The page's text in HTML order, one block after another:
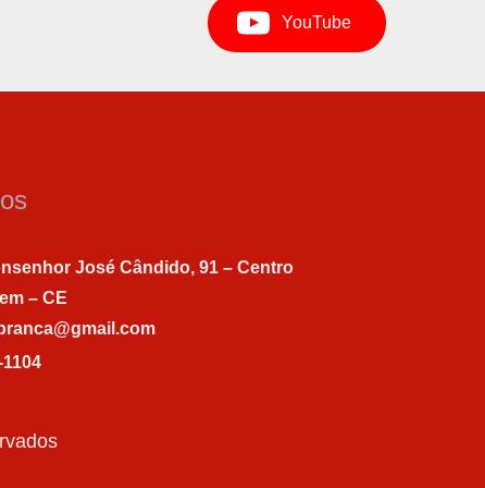
YouTube
José Cândido, 91 – Centro
– CE